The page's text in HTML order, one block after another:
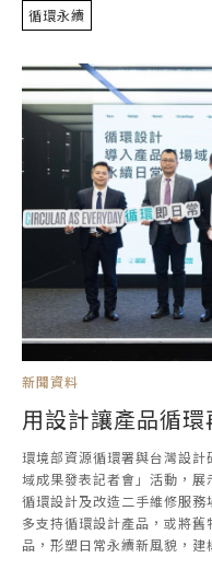
循環永續
新聞資料
用設計讓產品循
環境部資源循環署與台灣設
域成果發表記者會」活動，
循環設計及改造二手維修服
多支持循環設計產品，或將
品，形塑日常永續新風貌，建